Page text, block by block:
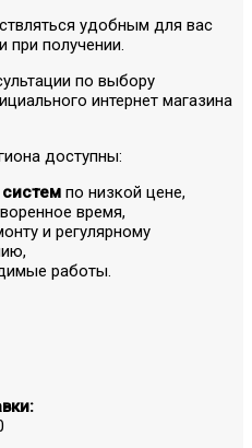
удобным для вас
при получении.
по выбору
интернет магазина
доступны:
по низкой цене,
время,
и регулярному
работы.